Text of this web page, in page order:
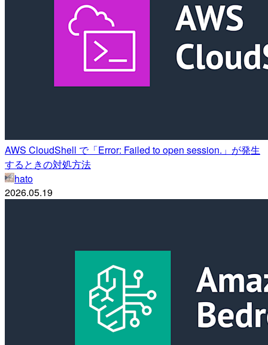
AWS CloudShell で「Error: Failed to open session.」が発生
するときの対処方法
hato
2026.05.19